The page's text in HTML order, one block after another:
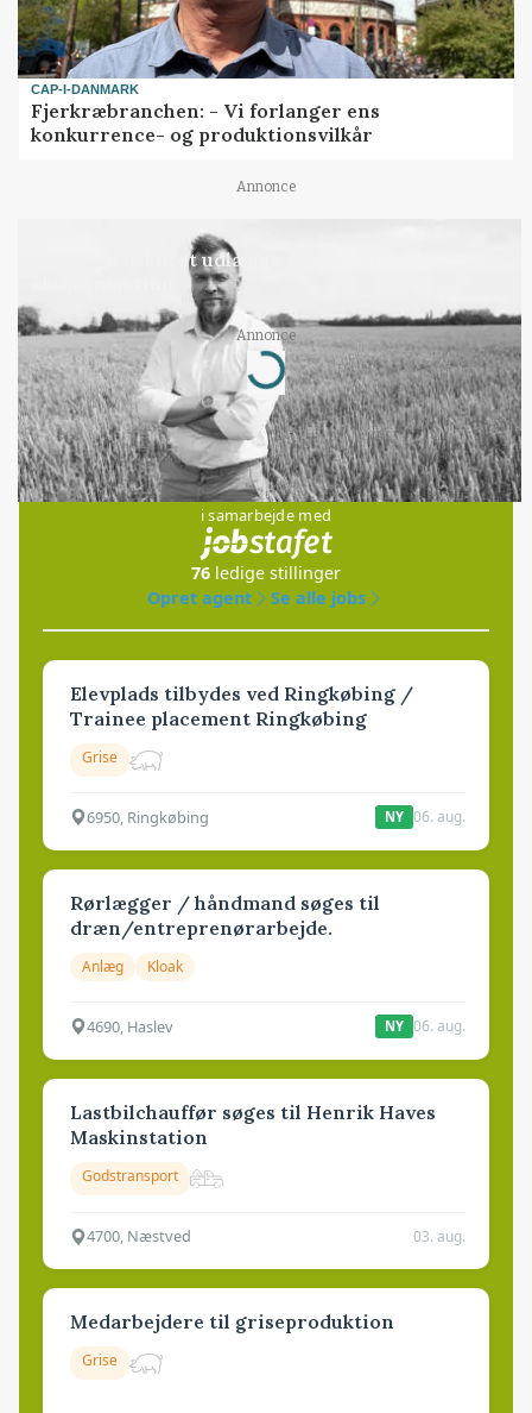
CAP-I-DANMARK
Fjerkræbranchen: - Vi forlanger ens
konkurrence- og produktionsvilkår
Annonce
Det er en uskik at udlægge et røgslør om
Annonce
Loading...
Jobs
i samarbejde med
76 ledige stillinger
Opret agent
Se alle jobs
Elevplads tilbydes ved Ringkøbing /
Trainee placement Ringkøbing
Grise
6950, Ringkøbing NY 06. aug.
Rørlægger / håndmand søges til
dræn/entreprenørarbejde.
Anlæg Kloak
4690, Haslev NY 06. aug.
Lastbilchauffør søges til Henrik Haves
Maskinstation
Godstransport
4700, Næstved 03. aug.
Medarbejdere til griseproduktion
Grise